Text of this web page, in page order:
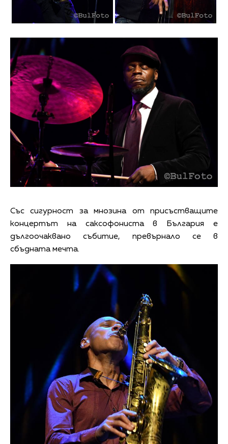
Със сигурност за мнозина от присъстващите
концертът на саксофониста в България е
дългоочаквано събитие, превърнало се в
сбъдната мечта.